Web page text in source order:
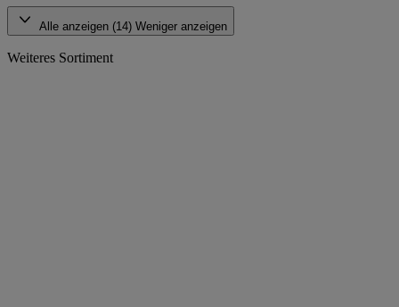
Alle anzeigen (14) Weniger anzeigen
Weiteres Sortiment